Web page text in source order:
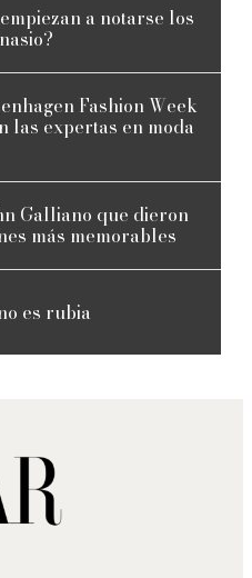
a notarse los
Fashion Week
las expertas en moda
Galliano que dieron
más memorables
es rubia